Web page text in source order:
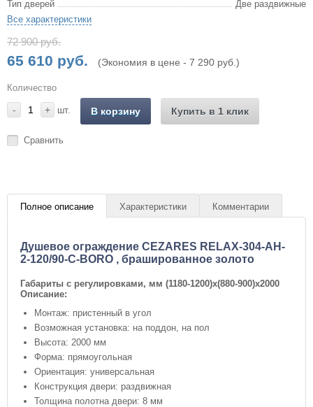
Тип дверей
Две раздвижные
Все характеристики
72 900 руб.
65 610 руб. (Экономия в цене - 7 290 руб.)
Количество
- + шт. В корзину Купить в 1 клик
Сравнить
Полное описание Характеристики Комментарии
Душевое ограждение CEZARES RELAX-304-AH-
2-120/90-C-BORO , брашированное золото
Габариты с регулировками, мм (1180-1200)x(880-900)x2000
Описание:
Монтаж: пристенный в угол
Возможная установка: на поддон, на пол
Высота: 2000 мм
Форма: прямоугольная
Ориентация: универсальная
Конструкция двери: раздвижная
Толщина полотна двери: 8 мм